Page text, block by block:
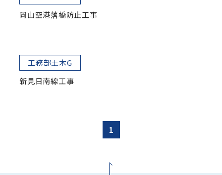
岡山空港落橋防止工事
工務部土木G
新見日南線工事
1